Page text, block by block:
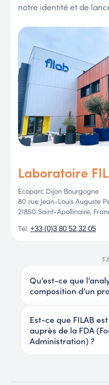
notre identité et de
Laboratoire
Ecoparc Dijon Bourgogne
80 rue Jean-Louis Auguste
21850 Saint-Apollinaire,
Tél.+33 (0)3 80 52 32 05
Qu’est-ce que
composition d’un
Est-ce que FILAB
auprès de la FDA
Administration) ?